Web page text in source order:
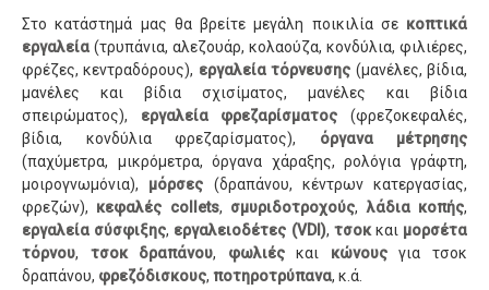
Στο κατάστημά μας θα βρείτε μεγάλη ποικιλία σε κοπτικά
εργαλεία (τρυπάνια, αλεζουάρ, κολαούζα, κονδύλια, φιλιέρες,
φρέζες, κεντραδόρους), εργαλεία τόρνευσης (μανέλες, βίδια,
μανέλες και βίδια σχισίματος, μανέλες και βίδια
σπειρώματος), εργαλεία φρεζαρίσματος (φρεζοκεφαλές,
βίδια, κονδύλια φρεζαρίσματος), όργανα μέτρησης
(παχύμετρα, μικρόμετρα, όργανα χάραξης, ρολόγια γράφτη,
μοιρογνωμόνια), μόρσες (δραπάνου, κέντρων κατεργασίας,
φρεζών), κεφαλές collets, σμυριδοτροχούς, λάδια κοπής,
εργαλεία σύσφιξης, εργαλειοδέτες (VDI), τσοκκαι μορσέτα
τόρνου, τσοκ δραπάνου, φωλιέςκαι κώνουςγια τσοκ
δραπάνου, φρεζόδισκους, ποτηροτρύπανα, κ.ά.